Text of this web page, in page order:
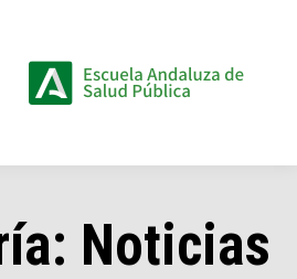
Noticias